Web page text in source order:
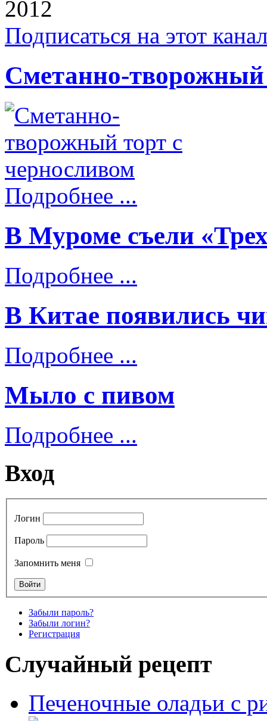
2012
Подписаться на этот
Сметанно-творожный
Подробнее ...
В Муроме съели
Подробнее ...
В Китае появились
Подробнее ...
Мыло с пивом
Подробнее ...
Вход
Логин
Пароль
Запомнить меня
Забыли пароль?
Забыли логин?
Регистрация
Случайный рецепт
Печеночные оладьи с